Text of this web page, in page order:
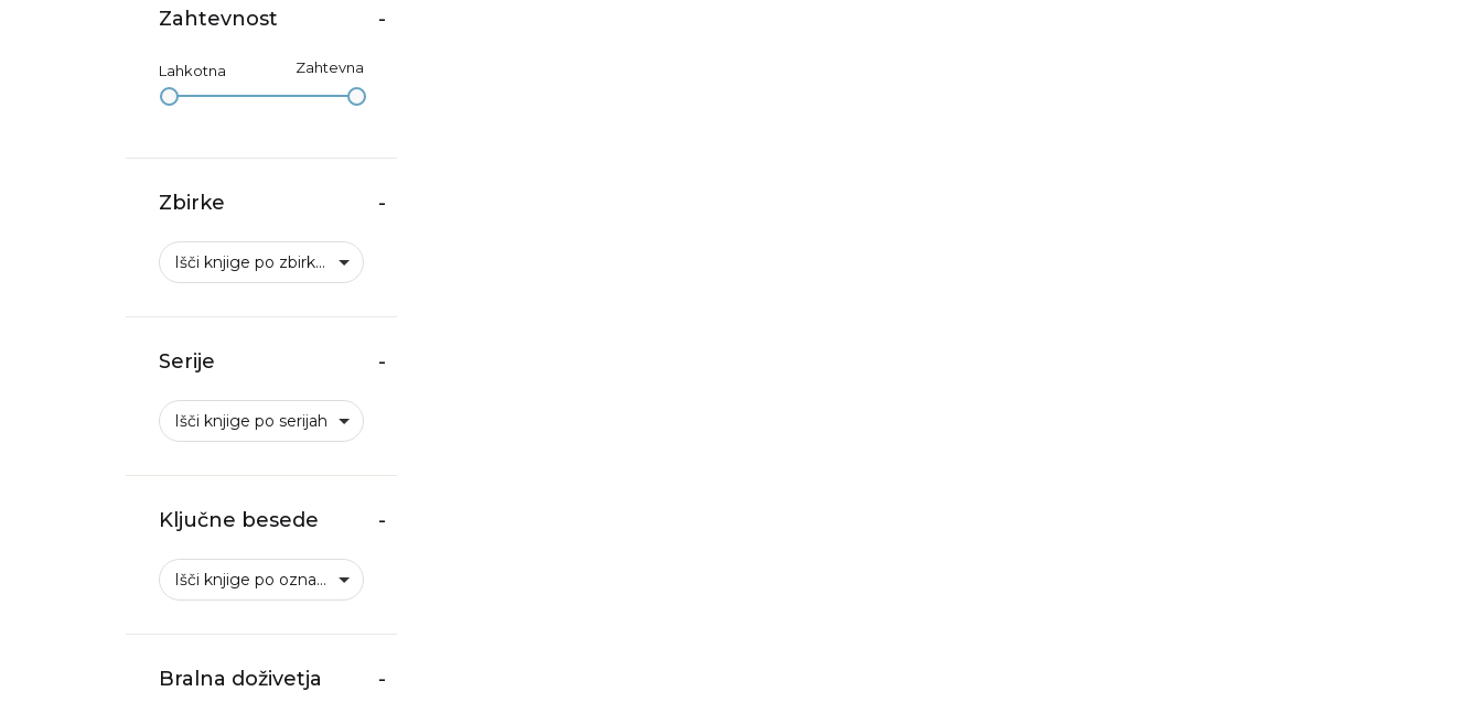
Zahtevnost -
Lahkotna Zahtevna
Zbirke -
Išči knjige po zbirkah
Serije -
Išči knjige po serijah
Ključne besede -
Išči knjige po oznakah
Bralna doživetja -